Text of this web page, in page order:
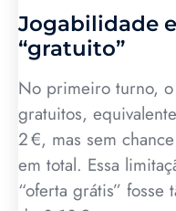
Jogabilidade
“gratuito”
No primeiro turno,
gratuitos,
2 €, mas sem
em total. Essa
“oferta grátis” fosse